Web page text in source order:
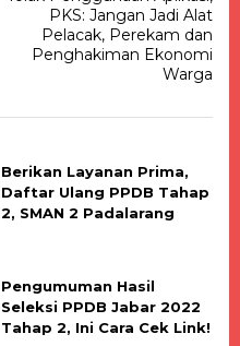
PKS: Jangan Jadi Alat
Pelacak, Perekam dan
Penghakiman Ekonomi
Warga
Berikan Layanan Prima,
Daftar Ulang PPDB Tahap
2, SMAN 2 Padalarang
Pengumuman Hasil
Seleksi PPDB Jabar 2022
Tahap 2, Ini Cara Cek Link!